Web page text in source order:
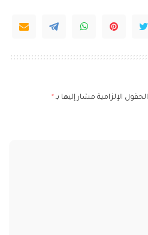
الحقول الإلزامية مشار إليها بـ *